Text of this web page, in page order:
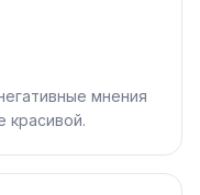
мнения
красивой.